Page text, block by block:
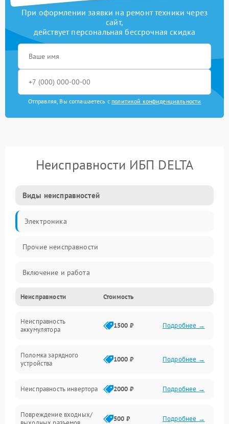
При оформлении заявки на ремонт техники через
сайт,
действует персональная бессрочная скидка
Отправляя, Вы соглашаетесь с политикой конфиденциальности
Неисправности ИБП DELTA
Виды неисправностей
Электроника
Прочие неисправности
Включение и работа
Работа с нагрузкой
Звук и индикация
Неисправности Стоимость
Неисправность
аккумулятора
1500 ₽ Подробнее →
Поломка зарядного
устройства
1000 ₽ Подробнее →
Неисправность инвертора 2000 ₽ Подробнее →
Повреждение входных/
500 ₽ Подробнее →